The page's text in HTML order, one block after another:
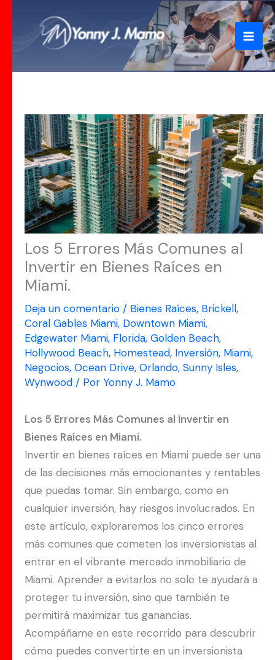
contenido
Los 5 Errores Más Comunes al
Invertir en Bienes Raíces en
Miami.
Deja un comentario / Bienes Raíces, Brickell,
Coral Gables Miami, Downtown Miami,
Edgewater Miami, Florida, Golden Beach,
Hollywood Beach, Homestead, Inversión, Miami,
Negocios, Ocean Drive, Orlando, Sunny Isles,
Wynwood / Por Yonny J. Mamo
Los 5 Errores Más Comunes al Invertir en
Bienes Raíces en Miami.
Invertir en bienes raíces en Miami puede ser una
de las decisiones más emocionantes y rentables
que puedas tomar. Sin embargo, como en
cualquier inversión, hay riesgos involucrados. En
este artículo, exploraremos los cinco errores
más comunes que cometen los inversionistas al
entrar en el vibrante mercado inmobiliario de
Miami. Aprender a evitarlos no solo te ayudará a
proteger tu inversión, sino que también te
permitirá maximizar tus ganancias.
Acompáñame en este recorrido para descubrir
cómo puedes convertirte en un inversionista